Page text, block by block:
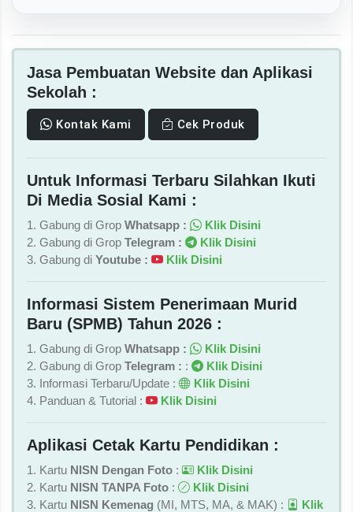
Jasa Pembuatan Website dan Aplikasi
Sekolah :
Kontak Kami Cek Produk
Untuk Informasi Terbaru Silahkan Ikuti
Di Media Sosial Kami :
1. Gabung di Grop Whatsapp :
Klik Disini
2. Gabung di Grop Telegram :
Klik Disini
3. Gabung di Youtube : Klik Disini
Informasi Sistem Penerimaan Murid
Baru (SPMB) Tahun 2026 :
1. Gabung di Grop Whatsapp :
Klik Disini
2. Gabung di Grop Telegram : :
Klik Disini
3. Informasi Terbaru/Update :
Klik Disini
4. Panduan & Tutorial :
Klik Disini
Aplikasi Cetak Kartu Pendidikan :
1. Kartu NISN Dengan Foto :
Klik Disini
2. Kartu NISN TANPA Foto :
Klik Disini
3. Kartu NISN Kemenag (MI, MTS, MA, & MAK) :
Klik